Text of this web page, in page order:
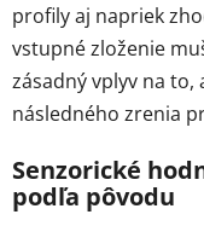
profily aj napriek
vstupné zloženie
zásadný vplyv na to,
následného zrenia
Senzorické
podľa pôvodu